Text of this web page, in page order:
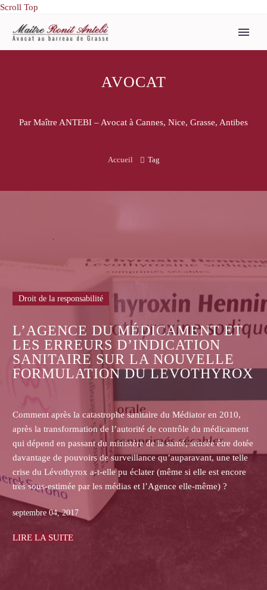
Scroll Top
AVOCAT
Par Maître ANTEBI – Avocat à Cannes, Nice, Grasse, Antibes
Accueil Tag
ET
en 2010,
médicament
être dotée
une telle
est encore
même) ?
Droit de la responsabilité
RISQUES NUCLÉAIRES
ACCIDENTELS ET
DE LA LÉGISLATION
En France, le nucléaire représente une
d’énergie.
La France est le second producteur mondial
derrière les Etats-Unis.
Les risques d’accidents nucléaires ne sont pas
lorsque l’on sait l’état de certaines centrales
déjà ancienne. L’on a recensé, à cet égard, 24
obsolètes qui continuent cependant de
périls des populations environnantes.